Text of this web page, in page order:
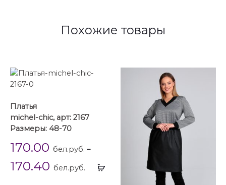
Похожие товары
Выбрать
Платья
michel-chic, арт: 2167
Размеры: 48-70
170.00 бел.руб. –
170.40 бел.руб.